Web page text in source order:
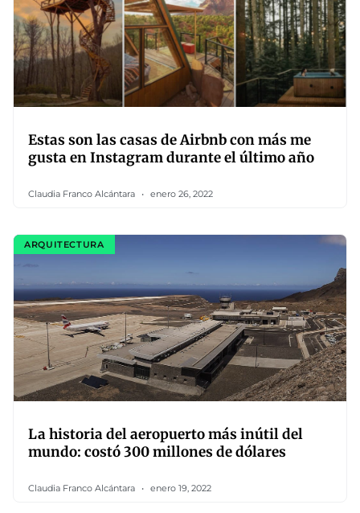
Estas son las casas de Airbnb con más me
gusta en Instagram durante el último año
Claudia Franco Alcántara enero 26, 2022
ARQUITECTURA
La historia del aeropuerto más inútil del
mundo: costó 300 millones de dólares
Claudia Franco Alcántara enero 19, 2022